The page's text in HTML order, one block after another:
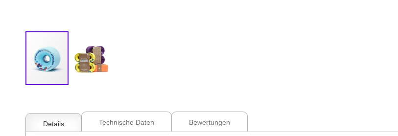
BildgalerieDetails Technische Daten Bewertungen